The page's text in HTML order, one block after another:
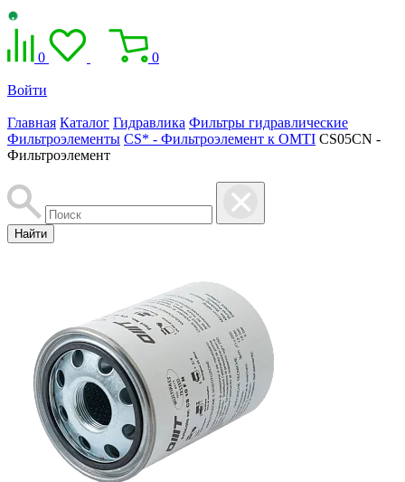
0 0
Войти
Главная Каталог Гидравлика Фильтры гидравлические
Фильтроэлементы CS* - Фильтроэлемент к OMTI CS05CN -
Фильтроэлемент
Найти